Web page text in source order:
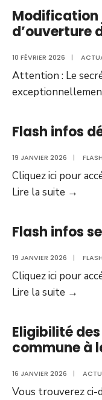
la
Fibre
à
St
sur
au
pré-
Modification
d’ouverture
10 FÉVRIER 2026 |
Attention : Le
Flash infos
19 JANVIER 2026 |
Cliquez ici pour
Lire la suite →
2025
Flash infos
19 JANVIER 2026 |
Cliquez ici pour
Lire la suite →
2025
Eligibilité
commune à
16 JANVIER 2026 |
Vous trouverez ci-